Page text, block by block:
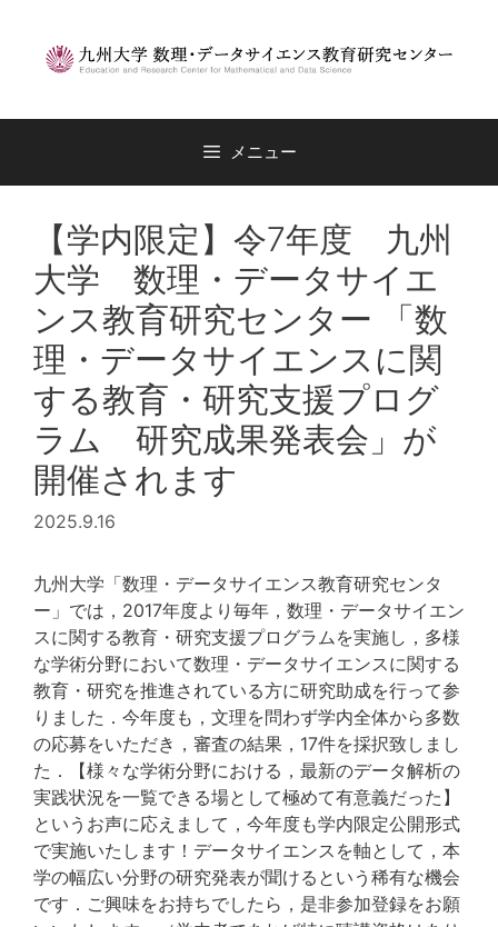
ツ
メニュー
【学内限定】令7年度 九州
大学 数理・データサイエ
ンス教育研究センター 「数
理・データサイエンスに関
する教育・研究支援プログ
ラム 研究成果発表会」が
開催されます
2025.9.16
九州大学「数理・データサイエンス教育研究センタ
ー」では，2017年度より毎年，数理・データサイエン
スに関する教育・研究支援プログラムを実施し，多様
な学術分野において数理・データサイエンスに関する
教育・研究を推進されている方に研究助成を行って参
りました．今年度も，文理を問わず学内全体から多数
の応募をいただき，審査の結果，17件を採択致しまし
た．【様々な学術分野における，最新のデータ解析の
実践状況を一覧できる場として極めて有意義だった】
というお声に応えまして，今年度も学内限定公開形式
で実施いたします！データサイエンスを軸として，本
学の幅広い分野の研究発表が聞けるという稀有な機会
です．ご興味をお持ちでしたら，是非参加登録をお願